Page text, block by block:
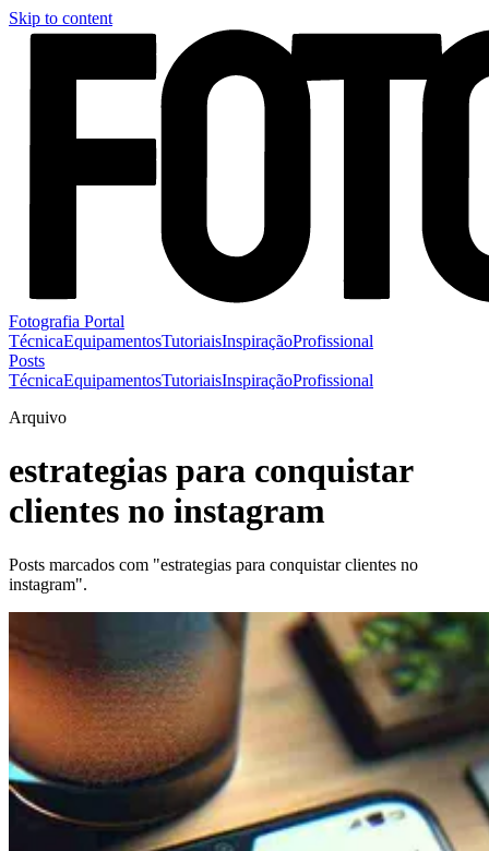
Skip to content
Fotografia Portal
TécnicaEquipamentosTutoriaisInspiraçãoProfissional
Posts
TécnicaEquipamentosTutoriaisInspiraçãoProfissional
Arquivo
estrategias para conquistar
clientes no instagram
Posts marcados com "estrategias para conquistar clientes no
instagram".